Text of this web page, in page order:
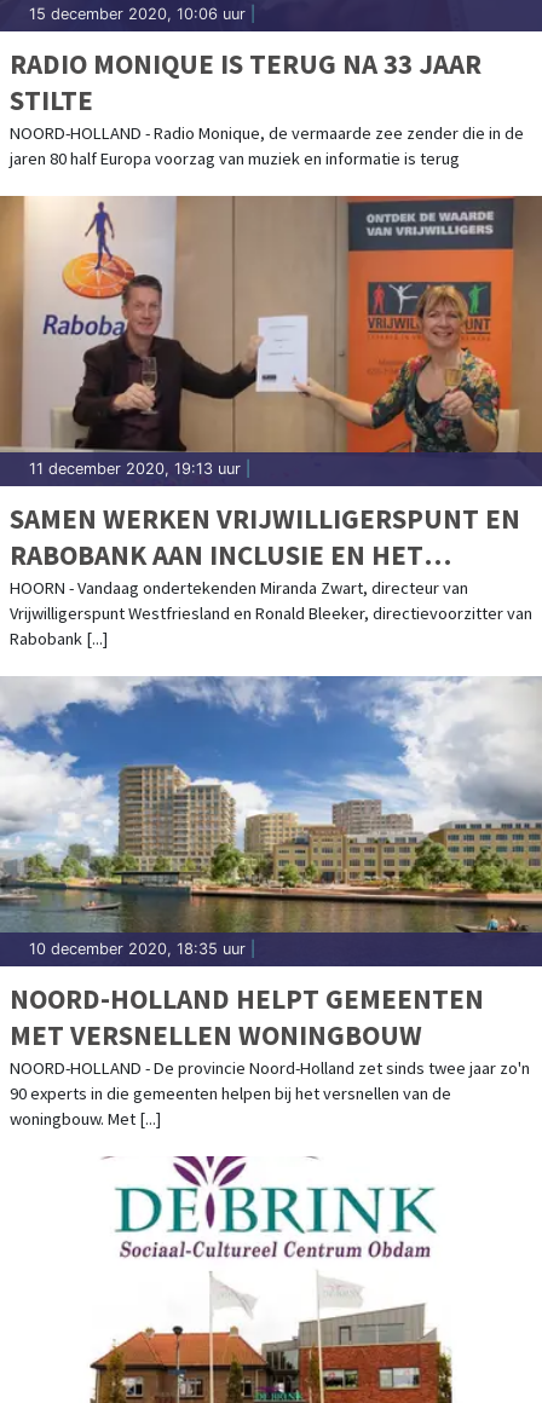
15 december 2020, 10:06 uur
RADIO MONIQUE IS TERUG NA 33 JAAR
STILTE
NOORD-HOLLAND - Radio Monique, de vermaarde zee zender die in de
jaren 80 half Europa voorzag van muziek en informatie is terug
11 december 2020, 19:13 uur
SAMEN WERKEN VRIJWILLIGERSPUNT EN
RABOBANK AAN INCLUSIE EN HET
VERSTERKEN VAN HET
VERENIGINGSLEVEN IN WEST-FRIESLAND
HOORN - Vandaag ondertekenden Miranda Zwart, directeur van
Vrijwilligerspunt Westfriesland en Ronald Bleeker, directievoorzitter van
Rabobank [...]
10 december 2020, 18:35 uur
NOORD-HOLLAND HELPT GEMEENTEN
MET VERSNELLEN WONINGBOUW
NOORD-HOLLAND - De provincie Noord-Holland zet sinds twee jaar zo'n
90 experts in die gemeenten helpen bij het versnellen van de
woningbouw. Met [...]